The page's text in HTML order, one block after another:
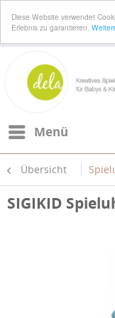
Diese Website verwendet
Erlebnis zu garantieren.
Menü
Übersicht
SIGIKID